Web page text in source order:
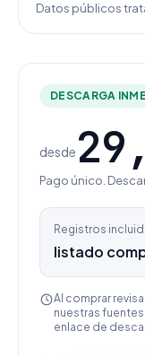
Datos públicos
DESCARGA
desde
Pago único.
Registros
listado
Al comprar
nuestras fuentes
enlace de